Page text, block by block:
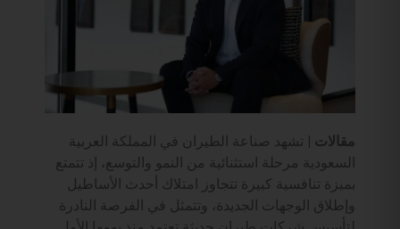
مقالات | تشهد صناعة الطيران في المملكة العربية
السعودية مرحلة استثنائية من النمو والتوسع، إذ تتمتع
بميزة تنافسية كبيرة تتجاوز امتلاك أحدث الأساطيل
وإطلاق الوجهات الجديدة، وتتمثل في الفرصة النادرة